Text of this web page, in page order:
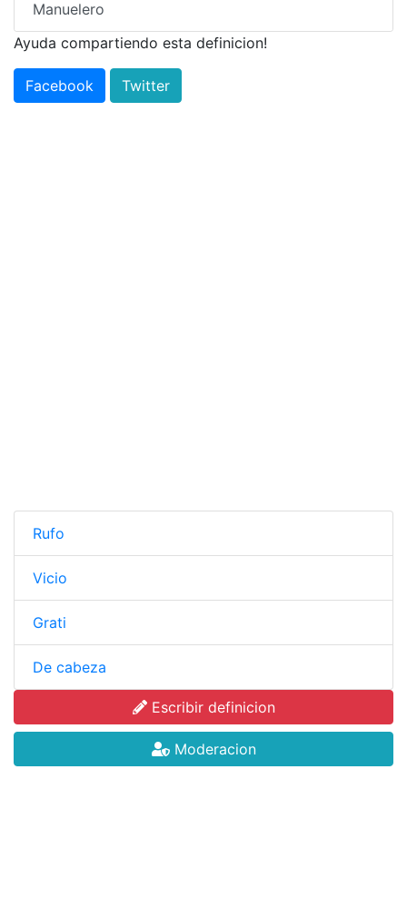
Manuelero
Ayuda compartiendo esta definicion!
Facebook Twitter
Rufo
Vicio
Grati
De cabeza
Escribir definicion
Moderacion